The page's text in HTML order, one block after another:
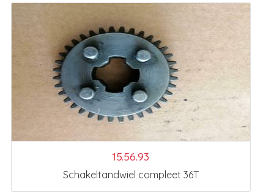
15.56.93
Schakeltandwiel compleet 36T